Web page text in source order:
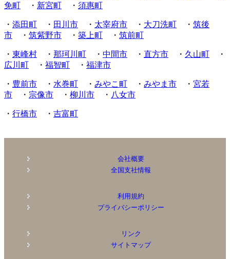
免町 ・ 新宮町 ・ 須惠町
・ 添田町 ・ 田川市 ・ 太宰府市 ・ 大刀洗町 ・ 筑後
市 ・ 筑紫野市 ・ 築上町 ・ 筑前町
・ 東峰村 ・ 那珂川町 ・ 中間市 ・ 直方市 ・ 久山町 ・
広川町 ・ 福智町 ・ 福津市
・ 豊前市 ・ 水巻町 ・ みやこ町 ・ みやま市 ・ 宮若
市 ・ 宗像市 ・ 柳川市 ・ 八女市
・ 行橋市 ・ 吉富町
会社概要
全国支社情報
利用規約
プライバシーポリシー
リンク
サイトマップ